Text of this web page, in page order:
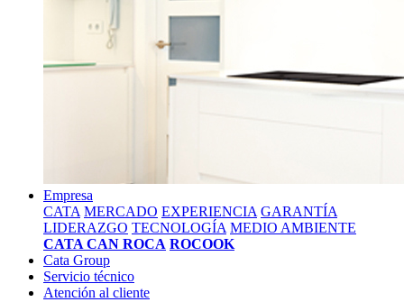
Empresa
CATA MERCADO EXPERIENCIA GARANTÍA
LIDERAZGO TECNOLOGÍA MEDIO AMBIENTE
CATA CAN ROCA ROCOOK
Cata Group
Servicio técnico
Atención al cliente